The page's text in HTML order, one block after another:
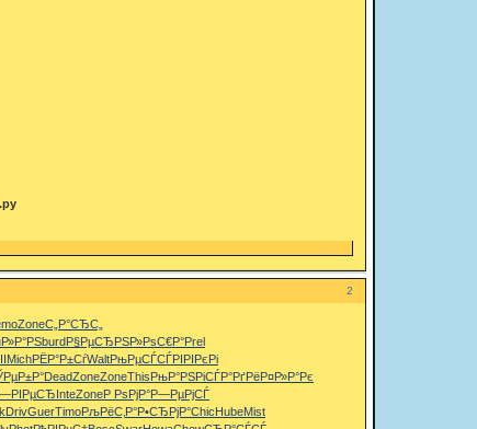
2
ZoneС„Р°СЂС„
burdР§РµСЂРЅР»РѕС€Р°Prel
MichРЁР°Р±СѓWaltРњРµСЃСЃРІРІРєРі
DeadZoneZoneThisРњР°РЅРіСЃР°РґРёР¤Р»Р°Рє
InteZoneР РѕРјР°Р—РµРјСЃ
DrivGuerTimoРљРёС‚Р°Р•СЂРјР°ChicHubeMist